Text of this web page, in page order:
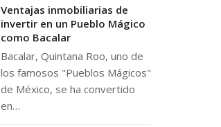
Ventajas inmobiliarias de
invertir en un Pueblo Mágico
como Bacalar
Bacalar, Quintana Roo, uno de
los famosos "Pueblos Mágicos"
de México, se ha convertido
en…